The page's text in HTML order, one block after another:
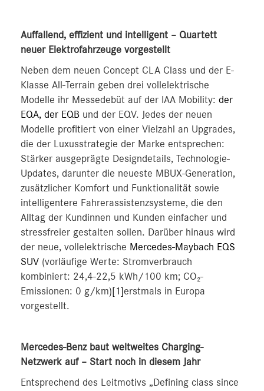
Auffallend, effizient und intelligent – Quartett
neuer Elektrofahrzeuge vorgestellt
Neben dem neuen Concept CLA Class und der E-
Klasse All-Terrain geben drei vollelektrische
Modelle ihr Messedebüt auf der IAA Mobility: der
EQA, der EQB und der EQV. Jedes der neuen
Modelle profitiert von einer Vielzahl an Upgrades,
die der Luxusstrategie der Marke entsprechen:
Stärker ausgeprägte Designdetails, Technologie-
Updates, darunter die neueste MBUX-Generation,
zusätzlicher Komfort und Funktionalität sowie
intelligentere Fahrerassistenzsysteme, die den
Alltag der Kundinnen und Kunden einfacher und
stressfreier gestalten sollen. Darüber hinaus wird
der neue, vollelektrische Mercedes-Maybach EQS
SUV (vorläufige Werte: Stromverbrauch
kombiniert: 24,4‑22,5 kWh/100 km; CO₂-
Emissionen: 0 g/km)[1]erstmals in Europa
vorgestellt.
Mercedes-Benz baut weltweites Charging-
Netzwerk auf – Start noch in diesem Jahr
Entsprechend des Leitmotivs „Defining class since